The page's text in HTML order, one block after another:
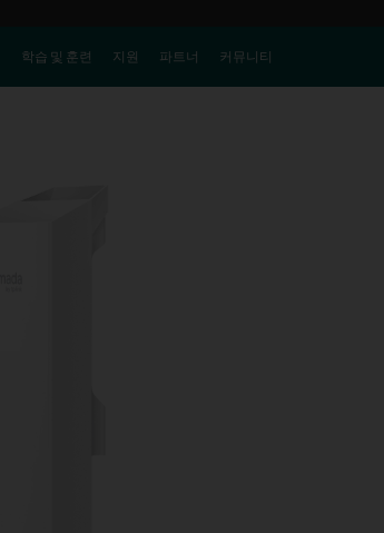
학습 및 훈련 지원 파트너 커뮤니티